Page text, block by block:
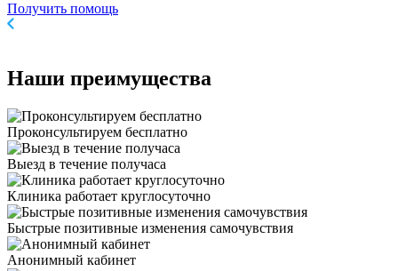
Получить помощь
Наши преимущества
Проконсультируем бесплатно
Выезд в течение получаса
Клиника работает круглосуточно
Быстрые позитивные изменения самочувствия
Анонимный кабинет